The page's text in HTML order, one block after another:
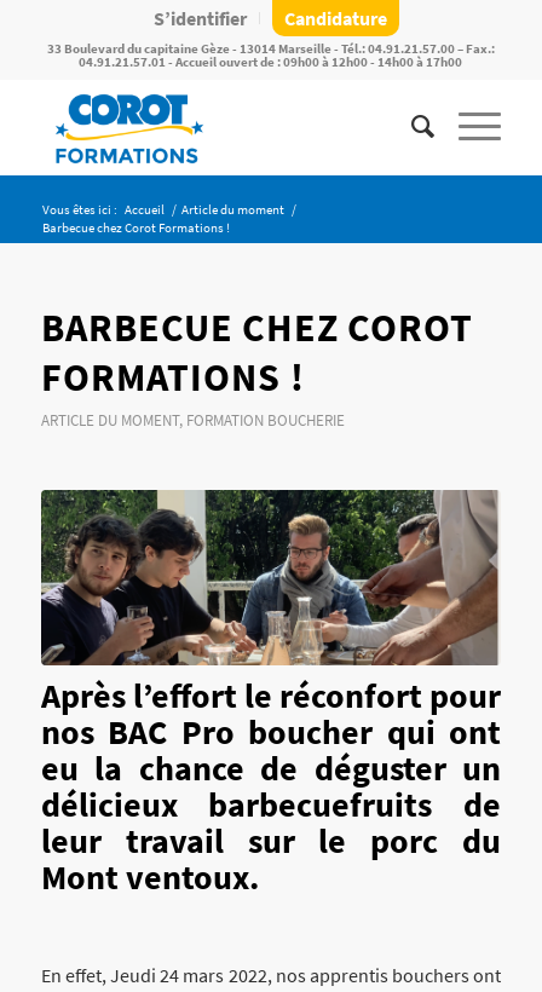
S’identifier Candidature
33 Boulevard du capitaine Gèze - 13014 Marseille - Tél.: 04.91.21.57.00 – Fax.:
04.91.21.57.01 - Accueil ouvert de : 09h00 à 12h00 - 14h00 à 17h00
Vous êtes ici : Accueil / Article du moment /
Barbecue chez Corot Formations !
BARBECUE CHEZ COROT
FORMATIONS !
ARTICLE DU MOMENT, FORMATION BOUCHERIE
Après l’effort le réconfort pour
nos BAC Pro boucher qui ont
eu la chance de déguster un
délicieux barbecuefruits de
leur travail sur le porc du
Mont ventoux.
En effet, Jeudi 24 mars 2022, nos apprentis bouchers ont